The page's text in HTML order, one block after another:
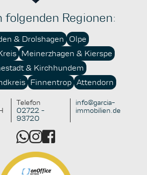
folgenden Regionen:
& Drolshagen
Olpe
Meinerzhagen & Kierspe
& Kirchhundem
Finnentrop Attendorn
Telefon
02722 -
93720
info@garcia-
immobilien.de